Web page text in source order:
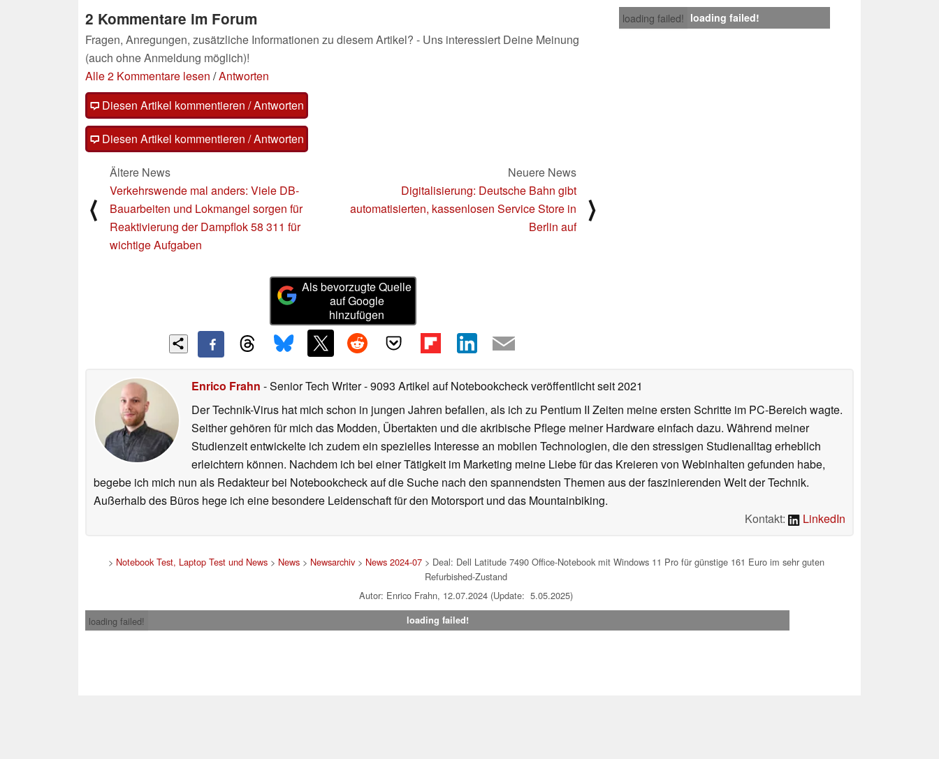
loading failed! loading failed!
2 Kommentare im Forum
Fragen, Anregungen, zusätzliche Informationen zu diesem Artikel? - Uns interessiert Deine Meinung
(auch ohne Anmeldung möglich)!
Alle 2 Kommentare lesen /Antworten
Diesen Artikel kommentieren / Antworten
Diesen Artikel kommentieren / Antworten
⟨
Ältere News
Verkehrswende mal anders: Viele DB-
Bauarbeiten und Lokmangel sorgen für
Reaktivierung der Dampflok 58 311 für
wichtige Aufgaben
Neuere News
Digitalisierung: Deutsche Bahn gibt
automatisierten, kassenlosen Service Store in
Berlin auf
⟩
Als bevorzugte Quelle
auf Google
hinzufügen
Enrico Frahn - Senior Tech Writer- 9093 Artikel auf Notebookcheck veröffentlichtseit 2021
Der Technik-Virus hat mich schon in jungen Jahren befallen, als ich zu Pentium II Zeiten meine ersten Schritte im PC-Bereich wagte.
Seither gehören für mich das Modden, Übertakten und die akribische Pflege meiner Hardware einfach dazu. Während meiner
Studienzeit entwickelte ich zudem ein spezielles Interesse an mobilen Technologien, die den stressigen Studienalltag erheblich
erleichtern können. Nachdem ich bei einer Tätigkeit im Marketing meine Liebe für das Kreieren von Webinhalten gefunden habe,
begebe ich mich nun als Redakteur bei Notebookcheck auf die Suche nach den spannendsten Themen aus der faszinierenden Welt der Technik.
Außerhalb des Büros hege ich eine besondere Leidenschaft für den Motorsport und das Mountainbiking.
Kontakt:
LinkedIn
> Notebook Test, Laptop Test und News> News> Newsarchiv> News 2024-07> Deal: Dell Latitude 7490 Office-Notebook mit Windows 11 Pro für günstige 161 Euro im sehr guten
Refurbished-Zustand
Autor: Enrico Frahn, 12.07.2024 (Update: 5.05.2025)
loading failed!
loading failed!